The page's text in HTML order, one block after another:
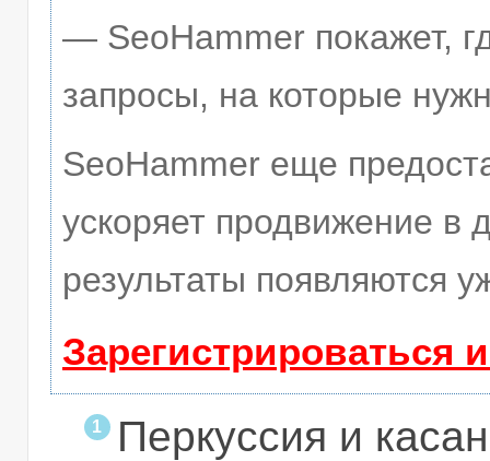
— SeoHammer покажет,
запросы, на которые
SeoHammer еще
ускоряет продвижение в
результаты появляются
Зарегистрироваться
Перкуссия и